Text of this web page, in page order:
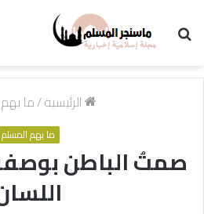
الرئيسية/ما
ما يهم المسلم
صمتُ الباطن